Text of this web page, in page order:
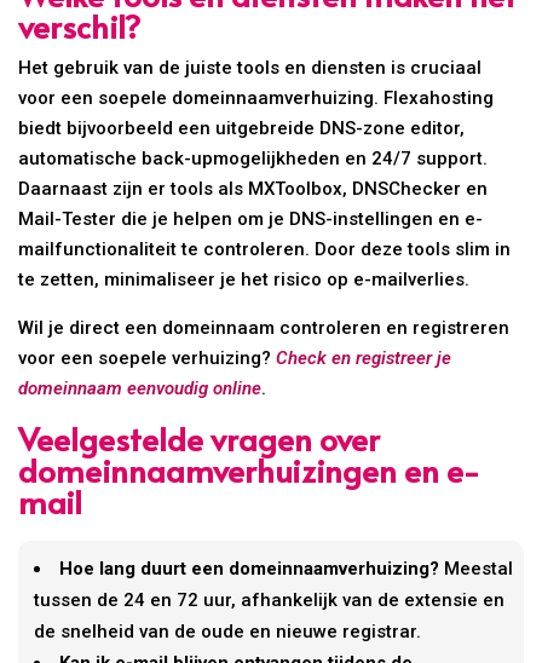
verschil?
Het gebruik van de juiste tools en diensten is cruciaal
voor een soepele domeinnaamverhuizing. Flexahosting
biedt bijvoorbeeld een uitgebreide DNS-zone editor,
automatische back-upmogelijkheden en 24/7 support.
Daarnaast zijn er tools als MXToolbox, DNSChecker en
Mail-Tester die je helpen om je DNS-instellingen en e-
mailfunctionaliteit te controleren. Door deze tools slim in
te zetten, minimaliseer je het risico op e-mailverlies.
Wil je direct een domeinnaam controleren en registreren
voor een soepele verhuizing?Check en registreer je
domeinnaam eenvoudig online.
Veelgestelde vragen over
domeinnaamverhuizingen en e-
mail
Hoe lang duurt een domeinnaamverhuizing? Meestal
tussen de 24 en 72 uur, afhankelijk van de extensie en
de snelheid van de oude en nieuwe registrar.